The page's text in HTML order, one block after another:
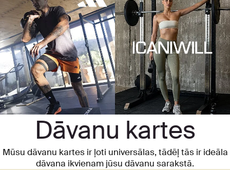
Dāvanu kartes
Mūsu dāvanu kartes ir ļoti universālas, tādēļ tās ir ideāla
dāvana ikvienam jūsu dāvanu sarakstā.